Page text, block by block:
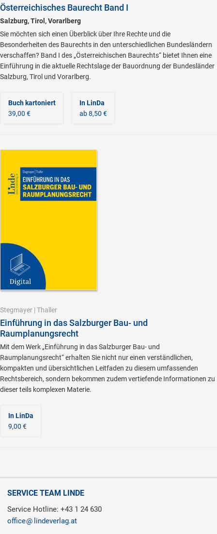
Österreichisches Baurecht Band I
Salzburg, Tirol, Vorarlberg
Sie möchten sich einen Überblick über Ihre Rechte und die
Besonderheiten des Baurechts in den unterschiedlichen Bundesländern
verschaffen? Band I des „Österreichischen Baurechts“ bietet Ihnen eine
Einführung in die aktuelle Rechtslage der Bauordnung der Bundesländer
Salzburg, Tirol und Vorarlberg.
Buch kartoniert
39,00 €
In LinDa
ab 8,50 €
Stegmayer | Thaller
Einführung in das Salzburger Bau- und
Raumplanungsrecht
Mit dem Werk „Einführung in das Salzburger Bau- und
Raumplanungsrecht“ erhalten Sie nicht nur einen verständlichen,
kompakten und übersichtlichen Leitfaden zu diesem umfassenden
Rechtsbereich, sondern bekommen zudem vertiefende Informationen zu
dieser teils komplexen Materie.
In LinDa
9,00 €
SERVICE TEAM LINDE
Service Hotline: +43 1 24 630
office
lindeverlag.at